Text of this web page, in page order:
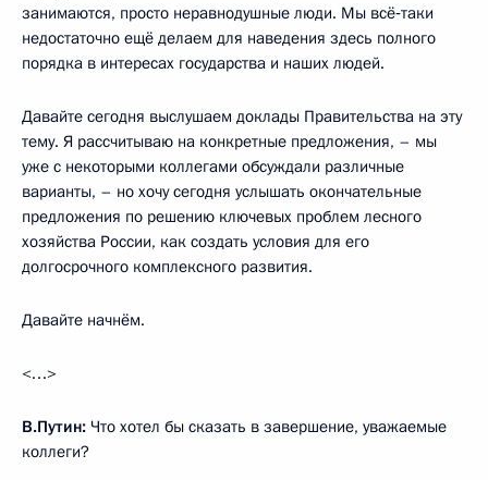
занимаются, просто неравнодушные люди. Мы всё‑таки
недостаточно ещё делаем для наведения здесь полного
порядка в интересах государства и наших людей.
Давайте сегодня выслушаем доклады Правительства на эту
тему. Я рассчитываю на конкретные предложения, – мы
уже с некоторыми коллегами обсуждали различные
варианты, – но хочу сегодня услышать окончательные
предложения по решению ключевых проблем лесного
хозяйства России, как создать условия для его
долгосрочного комплексного развития.
Давайте начнём.
<…>
В.Путин: Что хотел бы сказать в завершение, уважаемые
коллеги?